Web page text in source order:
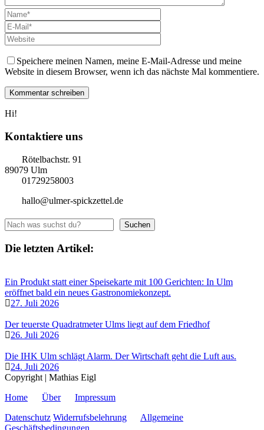
Speichere meinen Namen, meine E-Mail-Adresse und meine
Website in diesem Browser, wenn ich das nächste Mal kommentiere.
Hi!
Kontaktiere uns
Rötelbachstr. 91
89079 Ulm
01729258003
hallo@ulmer-spickzettel.de
Suchen Suchen
Die letzten Artikel:
Ein Produkt statt einer Speisekarte mit 100 Gerichten: In Ulm
eröffnet bald ein neues Gastronomiekonzept.
27. Juli 2026
Der teuerste Quadratmeter Ulms liegt auf dem Friedhof
26. Juli 2026
Die IHK Ulm schlägt Alarm. Der Wirtschaft geht die Luft aus.
24. Juli 2026
Copyright | Mathias Eigl
Home
Über
Impressum
Datenschutz Widerrufsbelehrung
Allgemeine
Geschäftsbedingungen